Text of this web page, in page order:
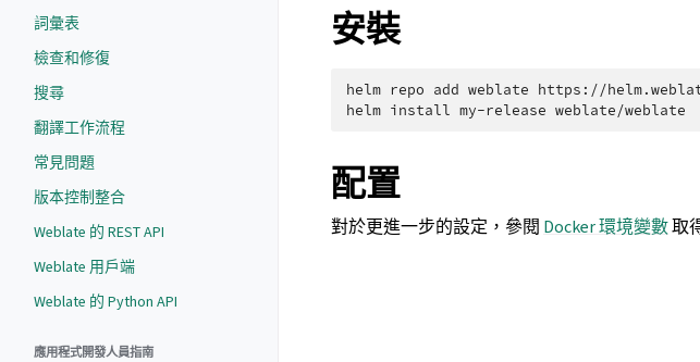
詞彙表
檢查和修復
搜尋
翻譯工作流程
常見問題
版本控制整合
Weblate 的 REST API
Weblate 用戶端
Weblate 的 Python API
應用程式開發人員指南
安裝
helm repo add weblate https://
helm install my-release
配置
對於更進一步的設定，參閱 Docker 環境變數取